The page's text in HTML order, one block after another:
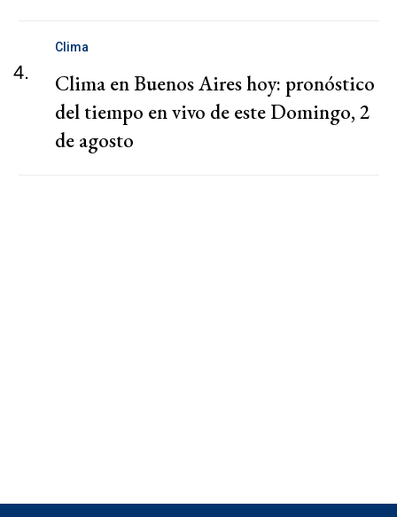
4.
Clima
Clima en Buenos Aires hoy: pronóstico
del tiempo en vivo de este Domingo, 2
de agosto